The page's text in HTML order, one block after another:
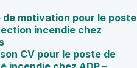
de motivation pour le poste
incendie chez
CV pour le poste de